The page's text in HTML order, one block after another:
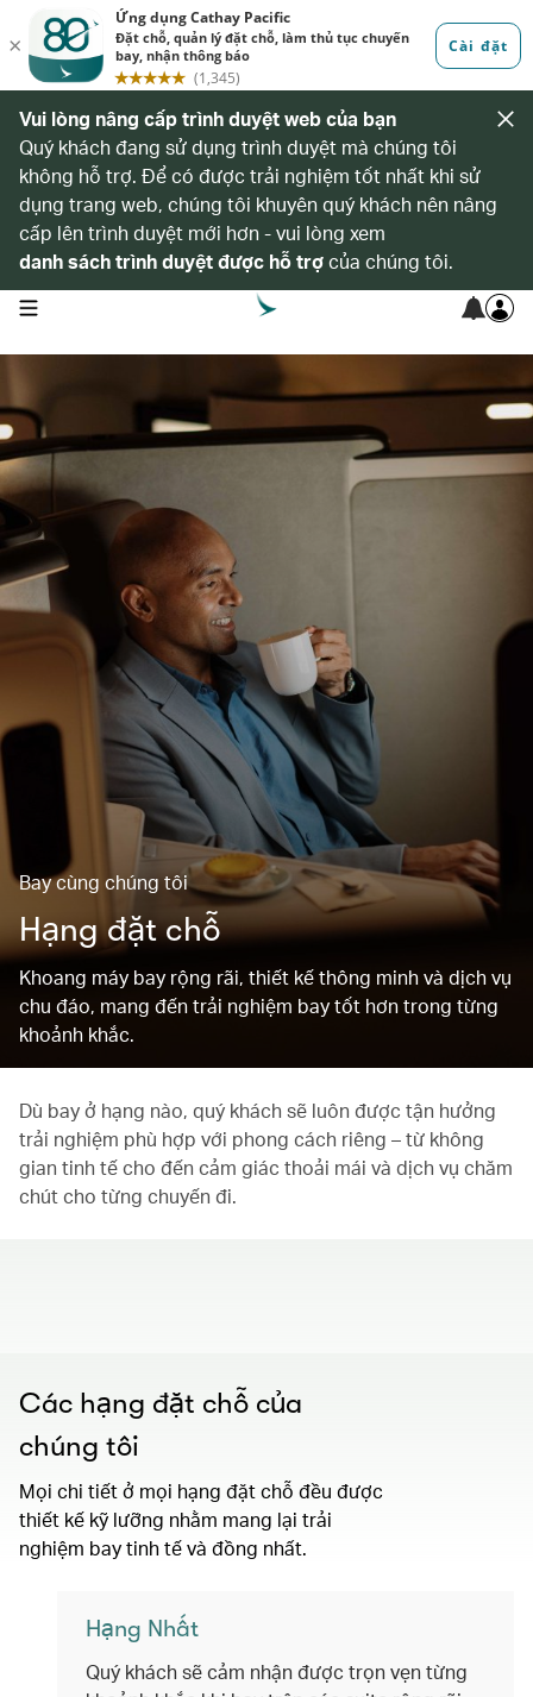
Vui lòng nâng cấp trình duyệt web của bạn
Quý khách đang sử dụng trình duyệt mà chúng tôi
không hỗ trợ. Để có được trải nghiệm tốt nhất khi sử
dụng trang web, chúng tôi khuyên quý khách nên nâng
cấp lên trình duyệt mới hơn - vui lòng xem
danh sách trình duyệt được hỗ trợcủa chúng tôi.
open navigation menu
Bay cùng chúng tôi
Hạng đặt chỗ
Khoang máy bay rộng rãi, thiết kế thông minh và dịch vụ
chu đáo, mang đến trải nghiệm bay tốt hơn trong từng
khoảnh khắc.
Dù bay ở hạng nào, quý khách sẽ luôn được tận hưởng
trải nghiệm phù hợp với phong cách riêng – từ không
gian tinh tế cho đến cảm giác thoải mái và dịch vụ chăm
chút cho từng chuyến đi.
Các hạng đặt chỗ của
chúng tôi
Mọi chi tiết ở mọi hạng đặt chỗ đều được
thiết kế kỹ lưỡng nhằm mang lại trải
nghiệm bay tinh tế và đồng nhất.
Hạng Nhất
Quý khách sẽ cảm nhận được trọn vẹn từng